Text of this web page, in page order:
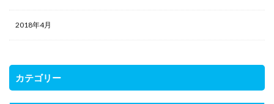
2018年4月
カテゴリー